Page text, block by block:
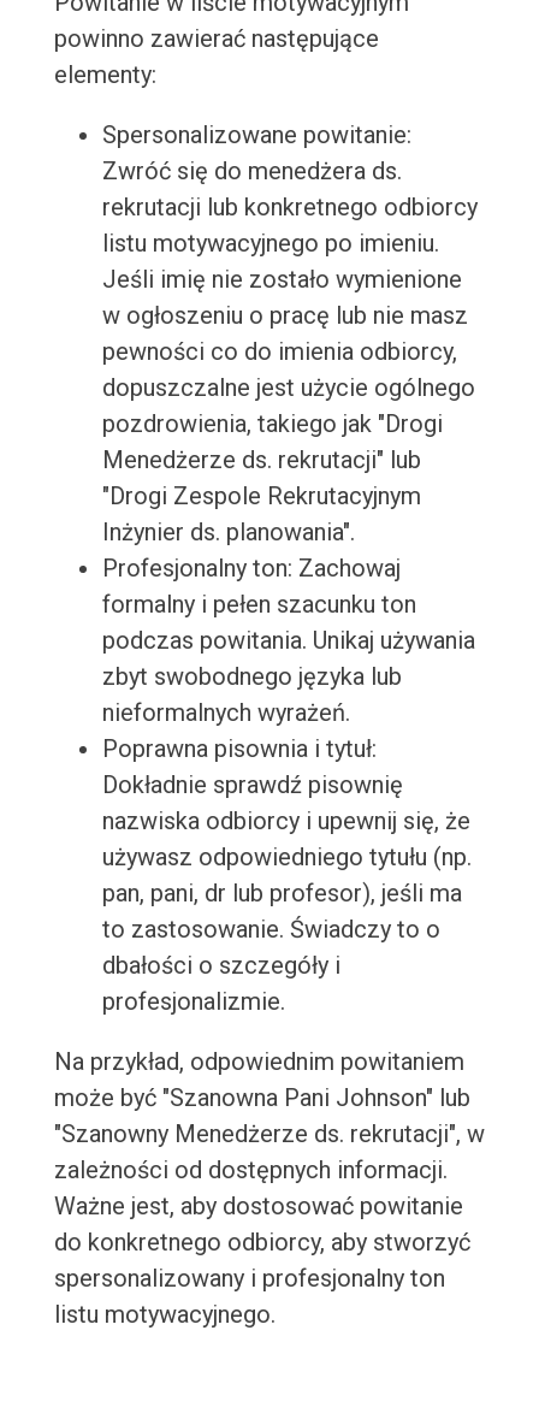
powinno zawierać następujące
elementy:
Spersonalizowane powitanie:
Zwróć się do menedżera ds.
rekrutacji lub konkretnego odbiorcy
listu motywacyjnego po imieniu.
Jeśli imię nie zostało wymienione
w ogłoszeniu o pracę lub nie masz
pewności co do imienia odbiorcy,
dopuszczalne jest użycie ogólnego
pozdrowienia, takiego jak "Drogi
Menedżerze ds. rekrutacji" lub
"Drogi Zespole Rekrutacyjnym
Inżynier ds. planowania".
Profesjonalny ton: Zachowaj
formalny i pełen szacunku ton
podczas powitania. Unikaj używania
zbyt swobodnego języka lub
nieformalnych wyrażeń.
Poprawna pisownia i tytuł:
Dokładnie sprawdź pisownię
nazwiska odbiorcy i upewnij się, że
używasz odpowiedniego tytułu (np.
pan, pani, dr lub profesor), jeśli ma
to zastosowanie. Świadczy to o
dbałości o szczegóły i
profesjonalizmie.
Na przykład, odpowiednim powitaniem
może być "Szanowna Pani Johnson" lub
"Szanowny Menedżerze ds. rekrutacji", w
zależności od dostępnych informacji.
Ważne jest, aby dostosować powitanie
do konkretnego odbiorcy, aby stworzyć
spersonalizowany i profesjonalny ton
listu motywacyjnego.